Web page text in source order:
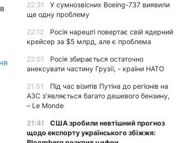
22:31
У сумнозвісних Boeing-737 виявили
ще одну проблему
22:12
Росія нарешті повертає свій ядерний
крейсер за $5 млрд, але є проблема
22:01
Росія збирається остаточно
анексувати частину Грузії, - країни НАТО
21:51
Під час візитів Путіна до регіонів на
АЗС з’являється багато дешевого бензину,
– Le Monde
21:41
США зробили невтішний прогноз
щодо експорту українського збіжжя: